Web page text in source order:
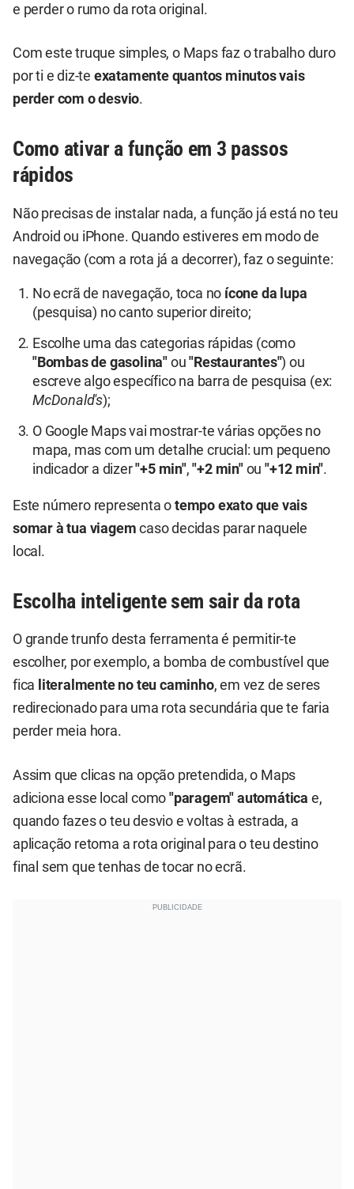
e perder o rumo da rota original.
Com este truque simples, o Maps faz o trabalho duro
por ti e diz-te exatamente quantos minutos vais
perder com o desvio.
Como ativar a função em 3 passos
rápidos
Não precisas de instalar nada, a função já está no teu
Android ou iPhone. Quando estiveres em modo de
navegação (com a rota já a decorrer), faz o seguinte:
No ecrã de navegação, toca no ícone da lupa
(pesquisa) no canto superior direito;
Escolhe uma das categorias rápidas (como
"Bombas de gasolina" ou"Restaurantes") ou
escreve algo específico na barra de pesquisa (ex:
McDonald's);
O Google Maps vai mostrar-te várias opções no
mapa, mas com um detalhe crucial: um pequeno
indicador a dizer"+5 min","+2 min"ou"+12 min".
Este número representa o tempo exato que vais
somar à tua viagem caso decidas parar naquele
local.
Escolha inteligente sem sair da rota
O grande trunfo desta ferramenta é permitir-te
escolher, por exemplo, a bomba de combustível que
fica literalmente no teu caminho, em vez de seres
redirecionado para uma rota secundária que te faria
perder meia hora.
Assim que clicas na opção pretendida, o Maps
adiciona esse local como"paragem" automática e,
quando fazes o teu desvio e voltas à estrada, a
aplicação retoma a rota original para o teu destino
final sem que tenhas de tocar no ecrã.